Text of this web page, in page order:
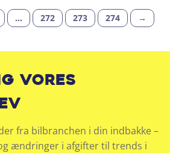
… 272 273 274 →
vores
fra bilbranchen i din indbakke –
ændringer i afgifter til trends i